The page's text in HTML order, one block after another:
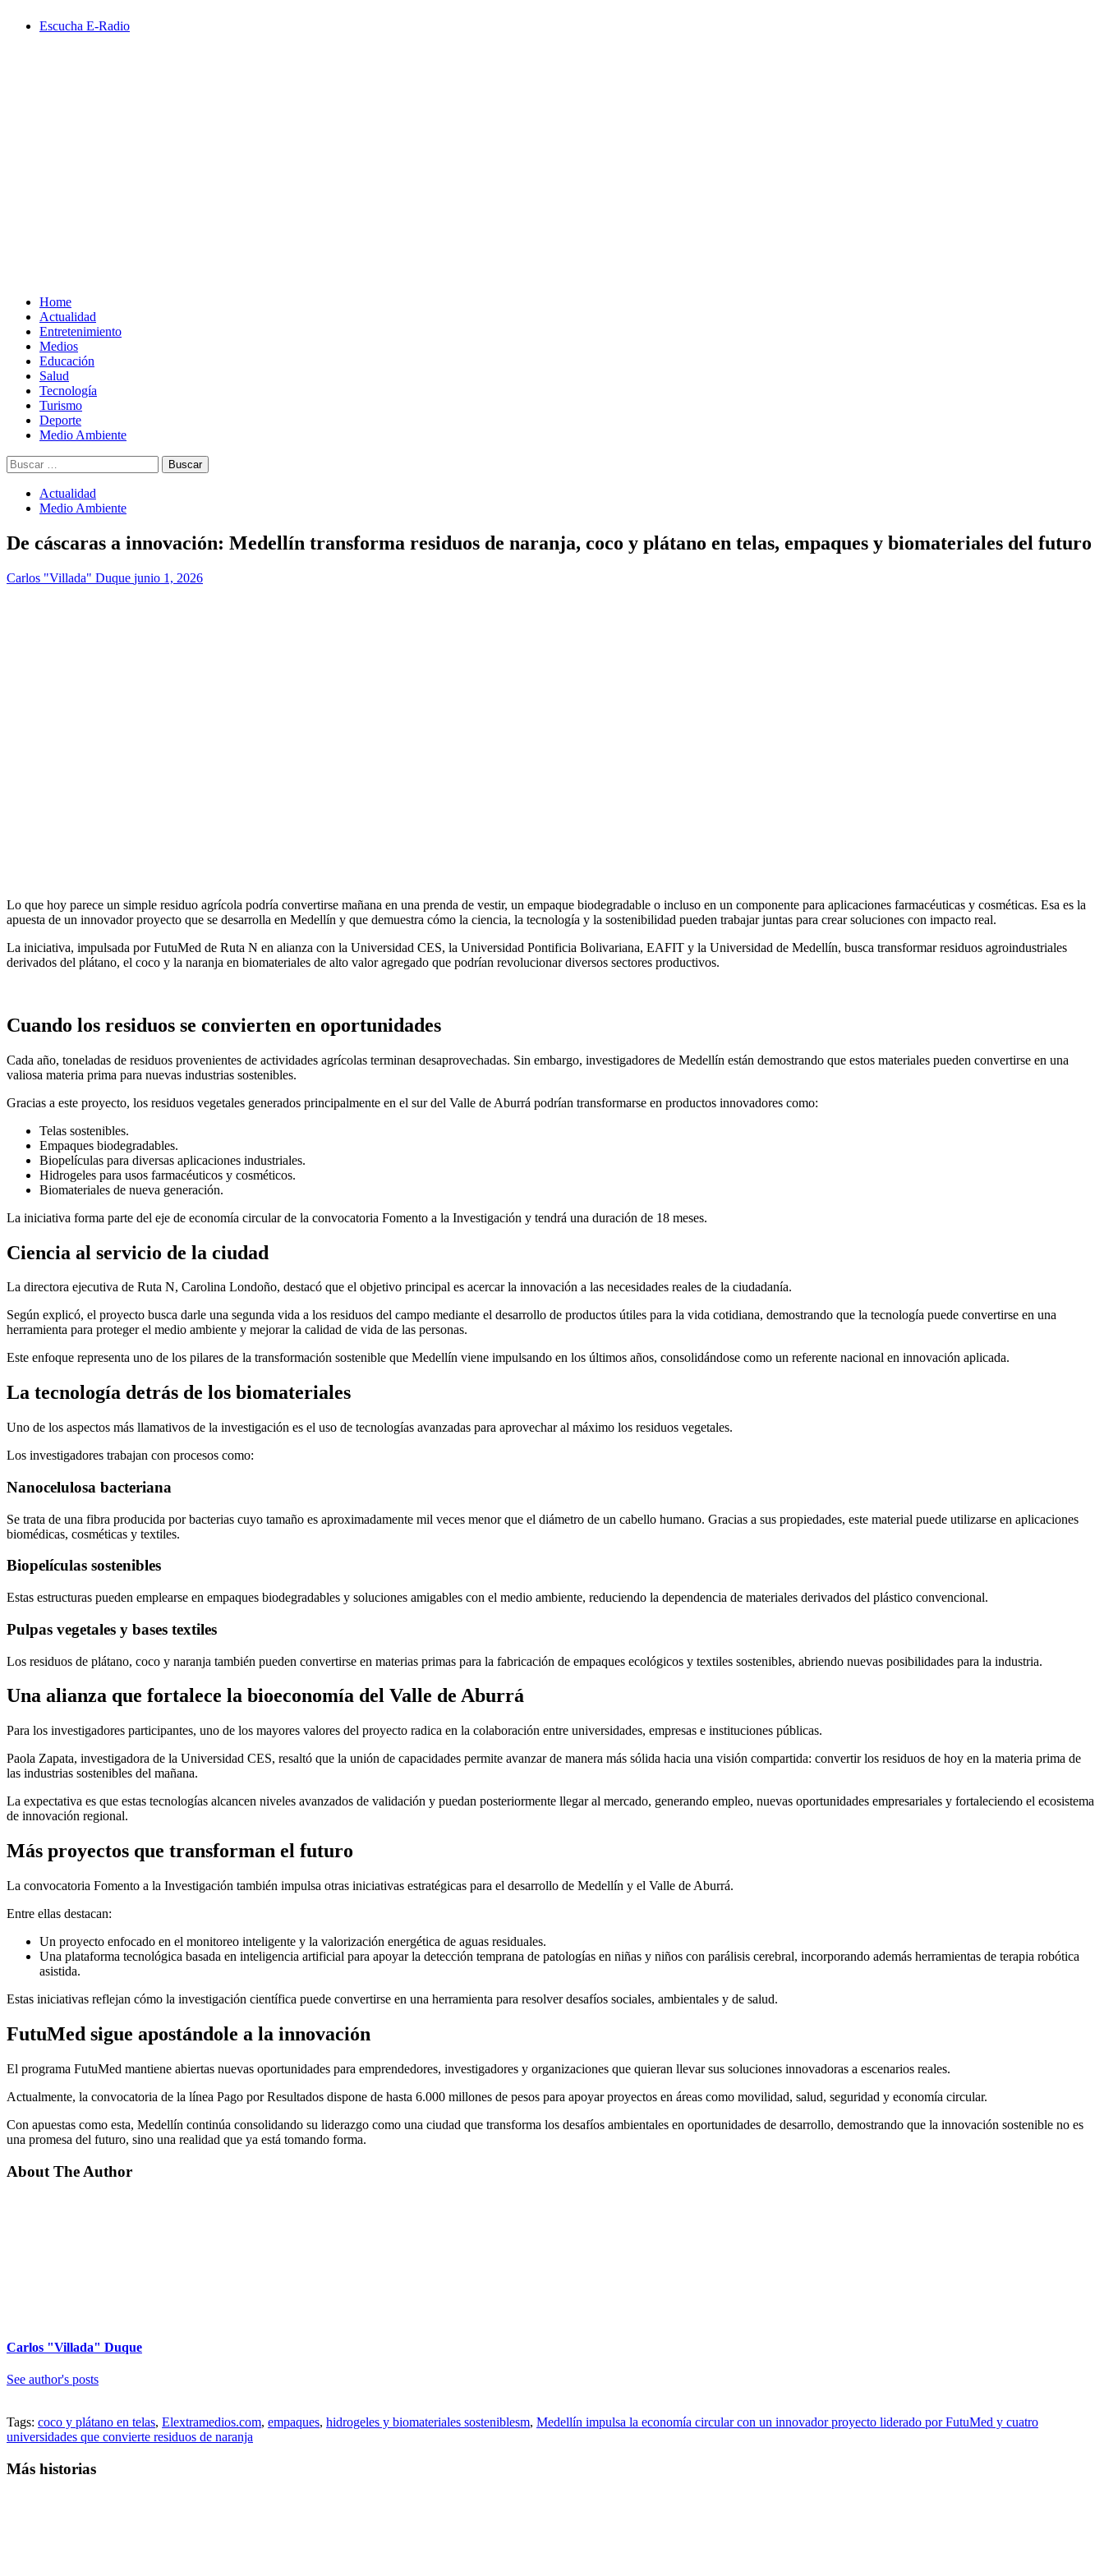
Escucha E-Radio
Home
Actualidad
Entretenimiento
Medios
Educación
Salud
Tecnología
Turismo
Deporte
Medio Ambiente
Buscar:
Actualidad
Medio Ambiente
De cáscaras a innovación: Medellín transforma residuos de naranja, coco y plátano en telas, empaques y biomateriales del futuro
Carlos "Villada" Duque junio 1, 2026
Lo que hoy parece un simple residuo agrícola podría convertirse mañana en una prenda de vestir, un empaque biodegradable o incluso en un componente para aplicaciones farmacéuticas y cosméticas. Esa es la
apuesta de un innovador proyecto que se desarrolla en Medellín y que demuestra cómo la ciencia, la tecnología y la sostenibilidad pueden trabajar juntas para crear soluciones con impacto real.
La iniciativa, impulsada por FutuMed de Ruta N en alianza con la Universidad CES, la Universidad Pontificia Bolivariana, EAFIT y la Universidad de Medellín, busca transformar residuos agroindustriales
derivados del plátano, el coco y la naranja en biomateriales de alto valor agregado que podrían revolucionar diversos sectores productivos.
Cuando los residuos se convierten en oportunidades
Cada año, toneladas de residuos provenientes de actividades agrícolas terminan desaprovechadas. Sin embargo, investigadores de Medellín están demostrando que estos materiales pueden convertirse en una
valiosa materia prima para nuevas industrias sostenibles.
Gracias a este proyecto, los residuos vegetales generados principalmente en el sur del Valle de Aburrá podrían transformarse en productos innovadores como:
Telas sostenibles.
Empaques biodegradables.
Biopelículas para diversas aplicaciones industriales.
Hidrogeles para usos farmacéuticos y cosméticos.
Biomateriales de nueva generación.
La iniciativa forma parte del eje de economía circular de la convocatoria Fomento a la Investigación y tendrá una duración de 18 meses.
Ciencia al servicio de la ciudad
La directora ejecutiva de Ruta N, Carolina Londoño, destacó que el objetivo principal es acercar la innovación a las necesidades reales de la ciudadanía.
Según explicó, el proyecto busca darle una segunda vida a los residuos del campo mediante el desarrollo de productos útiles para la vida cotidiana, demostrando que la tecnología puede convertirse en una
herramienta para proteger el medio ambiente y mejorar la calidad de vida de las personas.
Este enfoque representa uno de los pilares de la transformación sostenible que Medellín viene impulsando en los últimos años, consolidándose como un referente nacional en innovación aplicada.
La tecnología detrás de los biomateriales
Uno de los aspectos más llamativos de la investigación es el uso de tecnologías avanzadas para aprovechar al máximo los residuos vegetales.
Los investigadores trabajan con procesos como:
Nanocelulosa bacteriana
Se trata de una fibra producida por bacterias cuyo tamaño es aproximadamente mil veces menor que el diámetro de un cabello humano. Gracias a sus propiedades, este material puede utilizarse en aplicaciones
biomédicas, cosméticas y textiles.
Biopelículas sostenibles
Estas estructuras pueden emplearse en empaques biodegradables y soluciones amigables con el medio ambiente, reduciendo la dependencia de materiales derivados del plástico convencional.
Pulpas vegetales y bases textiles
Los residuos de plátano, coco y naranja también pueden convertirse en materias primas para la fabricación de empaques ecológicos y textiles sostenibles, abriendo nuevas posibilidades para la industria.
Una alianza que fortalece la bioeconomía del Valle de Aburrá
Para los investigadores participantes, uno de los mayores valores del proyecto radica en la colaboración entre universidades, empresas e instituciones públicas.
Paola Zapata, investigadora de la Universidad CES, resaltó que la unión de capacidades permite avanzar de manera más sólida hacia una visión compartida: convertir los residuos de hoy en la materia prima de
las industrias sostenibles del mañana.
La expectativa es que estas tecnologías alcancen niveles avanzados de validación y puedan posteriormente llegar al mercado, generando empleo, nuevas oportunidades empresariales y fortaleciendo el ecosistema
de innovación regional.
Más proyectos que transforman el futuro
La convocatoria Fomento a la Investigación también impulsa otras iniciativas estratégicas para el desarrollo de Medellín y el Valle de Aburrá.
Entre ellas destacan:
Un proyecto enfocado en el monitoreo inteligente y la valorización energética de aguas residuales.
Una plataforma tecnológica basada en inteligencia artificial para apoyar la detección temprana de patologías en niñas y niños con parálisis cerebral, incorporando además herramientas de terapia robótica
asistida.
Estas iniciativas reflejan cómo la investigación científica puede convertirse en una herramienta para resolver desafíos sociales, ambientales y de salud.
FutuMed sigue apostándole a la innovación
El programa FutuMed mantiene abiertas nuevas oportunidades para emprendedores, investigadores y organizaciones que quieran llevar sus soluciones innovadoras a escenarios reales.
Actualmente, la convocatoria de la línea Pago por Resultados dispone de hasta 6.000 millones de pesos para apoyar proyectos en áreas como movilidad, salud, seguridad y economía circular.
Con apuestas como esta, Medellín continúa consolidando su liderazgo como una ciudad que transforma los desafíos ambientales en oportunidades de desarrollo, demostrando que la innovación sostenible no es
una promesa del futuro, sino una realidad que ya está tomando forma.
About The Author
Carlos "Villada" Duque
See author's posts
Tags: coco y plátano en telas, Elextramedios.com, empaques, hidrogeles y biomateriales sosteniblesm, Medellín impulsa la economía circular con un innovador proyecto liderado por FutuMed y cuatro
universidades que convierte residuos de naranja
Más historias